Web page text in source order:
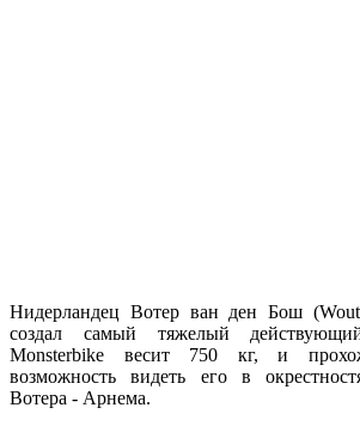
Нидерландец Вотер ван ден Бош
создал самый тяжелый
Monsterbike весит 750 кг, и
возможность видеть его в
Вотера - Арнема.